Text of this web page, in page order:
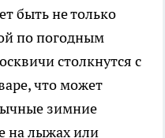
быть не только
по погодным
столкнутся с
что может
зимние
на лыжах или